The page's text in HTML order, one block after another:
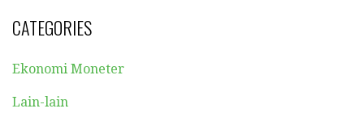
CATEGORIES
Ekonomi Moneter
Lain-lain